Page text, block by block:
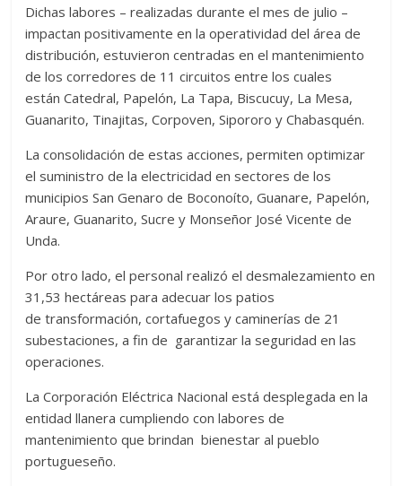
Dichas labores – realizadas durante el mes de julio –
impactan positivamente en la operatividad del área de
distribución, estuvieron centradas en el mantenimiento
de los corredores de 11 circuitos entre los cuales
están Catedral, Papelón, La Tapa, Biscucuy, La Mesa,
Guanarito, Tinajitas, Corpoven, Sipororo y Chabasquén.
La consolidación de estas acciones, permiten optimizar
el suministro de la electricidad en sectores de los
municipios San Genaro de Boconoíto, Guanare, Papelón,
Araure, Guanarito, Sucre y Monseñor José Vicente de
Unda.
Por otro lado, el personal realizó el desmalezamiento en
31,53 hectáreas para adecuar los patios
de transformación, cortafuegos y caminerías de 21
subestaciones, a fin de garantizar la seguridad en las
operaciones.
La Corporación Eléctrica Nacional está desplegada en la
entidad llanera cumpliendo con labores de
mantenimiento que brindan bienestar al pueblo
portugueseño.